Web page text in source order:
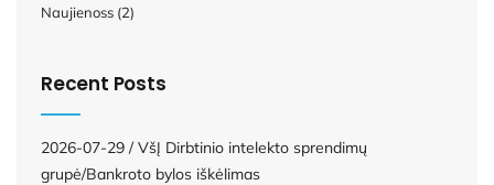
Naujienoss (2)
Recent Posts
2026-07-29 / VšĮ Dirbtinio intelekto sprendimų
grupė/Bankroto bylos iškėlimas